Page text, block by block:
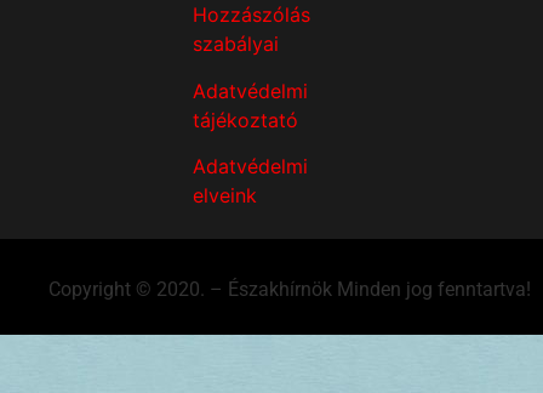
Hozzászólás
szabályai
Adatvédelmi
tájékoztató
Adatvédelmi
elveink
Copyright © 2020. – Északhírnök Minden jog fenntartva!